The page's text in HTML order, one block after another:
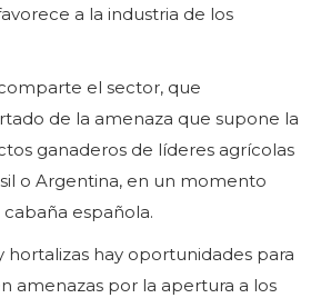
a la industria de los
el sector, que
de la amenaza que supone la
ganaderos de líderes agrícolas
o Argentina, en un momento
española.
hortalizas hay oportunidades para
amenazas por la apertura a los